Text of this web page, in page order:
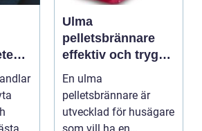
Ulma
pelletsbrännare
effektiv och trygg
värme för svenska
hem
En ulma
pelletsbrännare är
utvecklad för husägare